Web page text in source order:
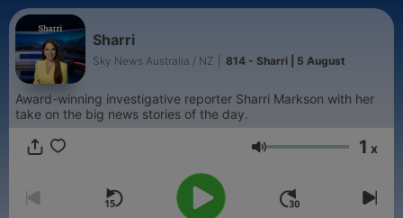
Sharri
Sky News Australia / NZ 814 - Sharri | 5 August
Award-winning investigative reporter Sharri Markson with her
take on the big news stories of the day.
Volumen 1 x